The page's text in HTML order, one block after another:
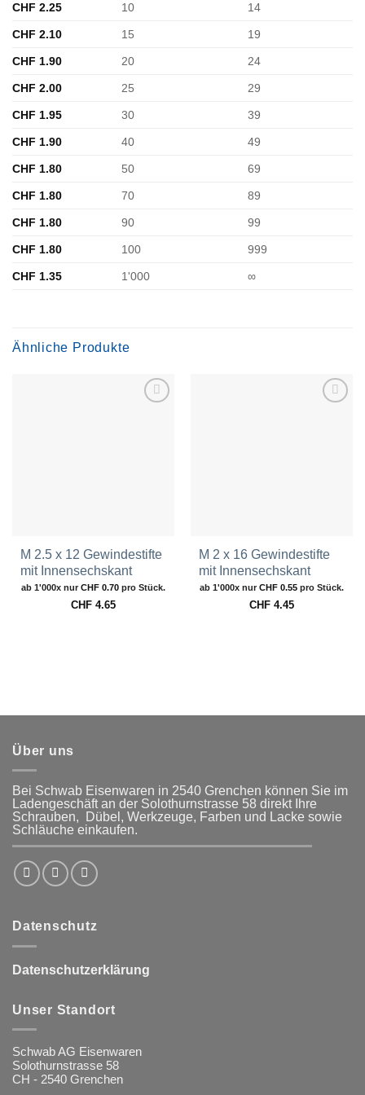
CHF 2.25 10 14
CHF 2.10 15 19
CHF 1.90 20 24
CHF 2.00 25 29
CHF 1.95 30 39
CHF 1.90 40 49
CHF 1.80 50 69
CHF 1.80 70 89
CHF 1.80 90 99
CHF 1.80 100 999
CHF 1.35 1'000 ∞
Ähnliche Produkte
M 2.5 x 12 Gewindestifte
mit Innensechskant
ab 1'000x nur CHF 0.70 pro Stück.
CHF 4.65
M 2 x 16 Gewindestifte
mit Innensechskant
ab 1'000x nur CHF 0.55 pro Stück.
CHF 4.45
Über uns
Bei Schwab Eisenwaren in 2540 Grenchen können Sie im
Ladengeschäft an der Solothurnstrasse 58 direkt Ihre
Schrauben, Dübel, Werkzeuge, Farben und Lacke sowie
Schläuche einkaufen.
Datenschutz
Datenschutzerklärung
Unser Standort
Schwab AG Eisenwaren
Solothurnstrasse 58
CH - 2540 Grenchen